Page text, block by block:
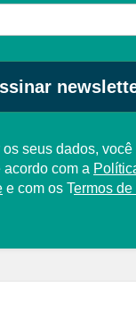
seus dados, você
acordo com a
e com os Termos de